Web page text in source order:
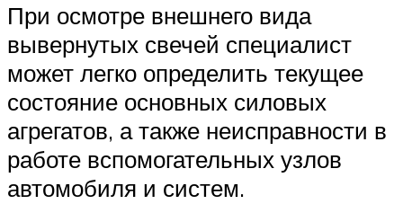
При осмотре внешнего вида
вывернутых свечей специалист
может легко определить текущее
состояние основных силовых
агрегатов, а также неисправности в
работе вспомогательных узлов
автомобиля и систем.